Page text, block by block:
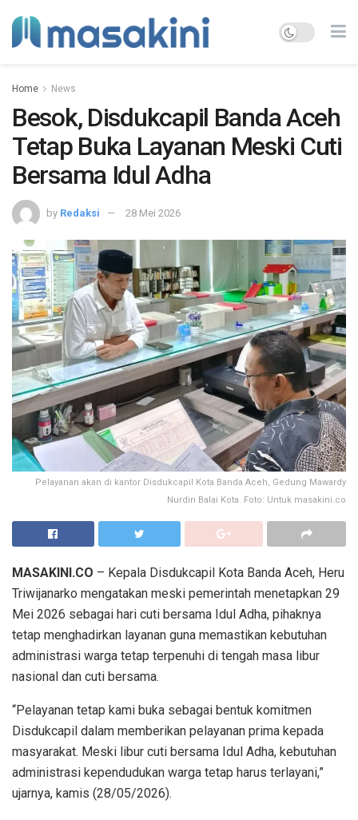
Home News
Besok, Disdukcapil Banda Aceh
Tetap Buka Layanan Meski Cuti
Bersama Idul Adha
by Redaksi 28 Mei 2026
Pelayanan akan di kantor Disdukcapil Kota Banda Aceh, Gedung Mawardy
Nurdin Balai Kota. Foto: Untuk masakini.co
MASAKINI.CO – Kepala Disdukcapil Kota Banda Aceh, Heru
Triwijanarko mengatakan meski pemerintah menetapkan 29
Mei 2026 sebagai hari cuti bersama Idul Adha, pihaknya
tetap menghadirkan layanan guna memastikan kebutuhan
administrasi warga tetap terpenuhi di tengah masa libur
nasional dan cuti bersama.
“Pelayanan tetap kami buka sebagai bentuk komitmen
Disdukcapil dalam memberikan pelayanan prima kepada
masyarakat. Meski libur cuti bersama Idul Adha, kebutuhan
administrasi kependudukan warga tetap harus terlayani,”
ujarnya, kamis (28/05/2026).